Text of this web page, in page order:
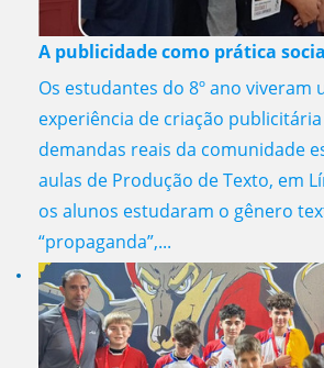
A publicidade como prática
Os estudantes do 8º ano viveram
experiência de criação
demandas reais da comunidade
aulas de Produção de Texto, em
os alunos estudaram o gênero
“propaganda”,...